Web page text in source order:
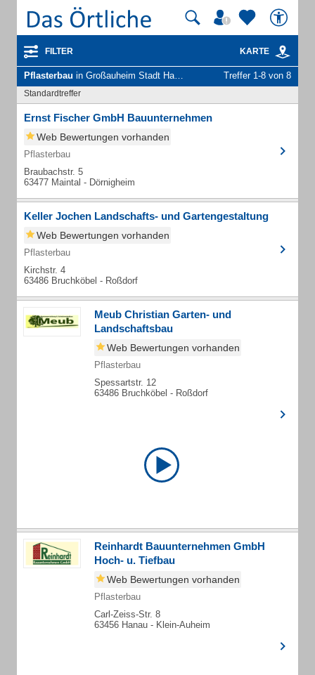
FILTER KARTE
Pflasterbau in Großauheim Stadt Hanau Treffer 1-8 von 8
Standardtreffer
Ernst Fischer GmbH Bauunternehmen
Web Bewertungen vorhanden
Pflasterbau
Braubachstr. 5
63477 Maintal - Dörnigheim
Keller Jochen Landschafts- und Gartengestaltung
Web Bewertungen vorhanden
Pflasterbau
Kirchstr. 4
63486 Bruchköbel - Roßdorf
Meub Christian Garten- und
Landschaftsbau
Web Bewertungen vorhanden
Pflasterbau
Spessartstr. 12
63486 Bruchköbel - Roßdorf
Reinhardt Bauunternehmen GmbH
Hoch- u. Tiefbau
Web Bewertungen vorhanden
Pflasterbau
Carl-Zeiss-Str. 8
63456 Hanau - Klein-Auheim